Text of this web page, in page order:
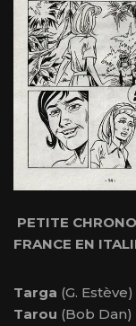
PETITE
FRANCE EN
Targa (G.
Tarou (Bob